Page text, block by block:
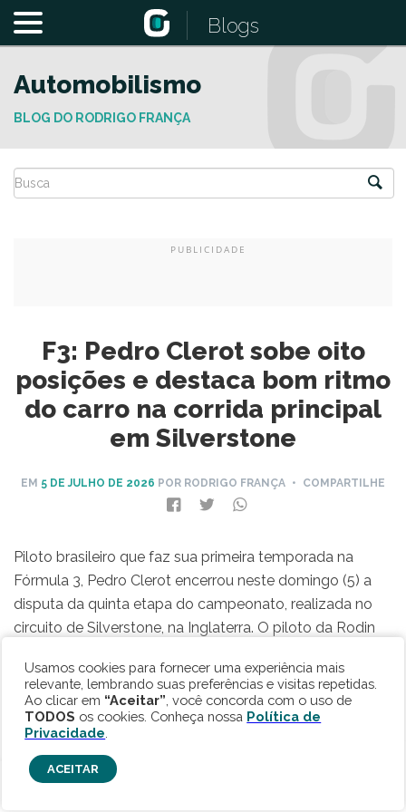
Blogs
Automobilismo
BLOG DO RODRIGO FRANÇA
F3: Pedro Clerot sobe oito
posições e destaca bom ritmo
do carro na corrida principal
em Silverstone
EM 5 DE JULHO DE 2026 POR RODRIGO FRANÇA • COMPARTILHE
Piloto brasileiro que faz sua primeira temporada na
Fórmula 3, Pedro Clerot encerrou neste domingo (5) a
disputa da quinta etapa do campeonato, realizada no
circuito de Silverstone, na Inglaterra. O piloto da Rodin
etapa, demonstrando um ritmo forte para terminar com
a 13ª posição em uma prova das mais agitadas.
Usamos cookies para fornecer uma experiência mais
relevante, lembrando suas preferências e visitas repetidas.
Ao clicar em “Aceitar” , você concorda com o uso de
TODOS os cookies. Conheça nossa Política de
Privacidade
ACEITAR